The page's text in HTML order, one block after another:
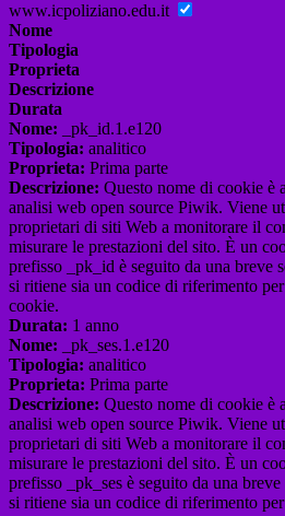
www.icpoliziano.edu.it
Nome
Tipologia
Proprieta
Descrizione
Durata
Nome: _pk_id.1.e120
Tipologia: analitico
Proprieta: Prima parte
Descrizione: Questo nome di cookie è
analisi web open source Piwik. Viene
proprietari di siti Web a monitorare il
misurare le prestazioni del sito. È un
prefisso _pk_id è seguito da una breve
si ritiene sia un codice di riferimento
cookie.
Durata: 1 anno
Nome: _pk_ses.1.e120
Tipologia: analitico
Proprieta: Prima parte
Descrizione: Questo nome di cookie è
analisi web open source Piwik. Viene
proprietari di siti Web a monitorare il
misurare le prestazioni del sito. È un
prefisso _pk_ses è seguito da una
si ritiene sia un codice di riferimento